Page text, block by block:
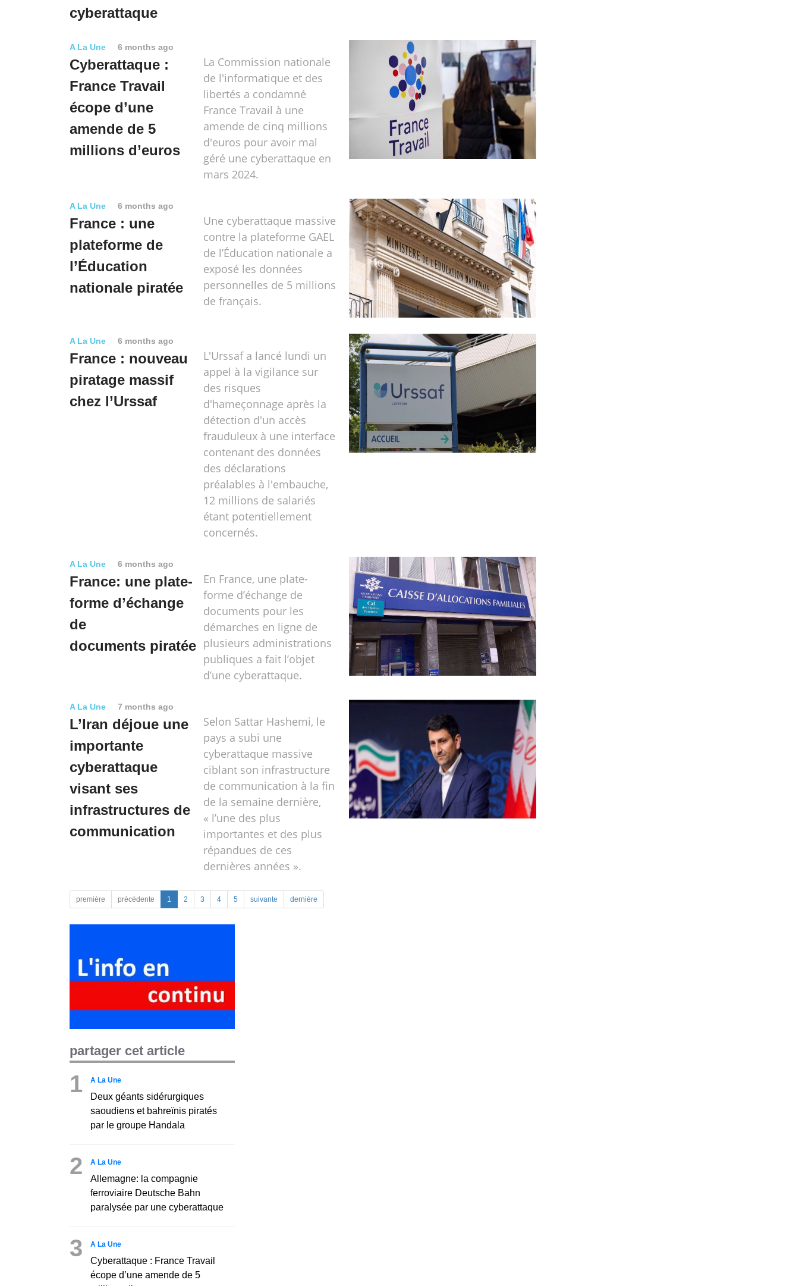
cyberattaque
A La Une 6 months ago
Cyberattaque :
France Travail
écope d’une
amende de 5
millions d’euros
La Commission nationale
de l'informatique et des
libertés a condamné
France Travail à une
amende de cinq millions
d'euros pour avoir mal
géré une cyberattaque en
mars 2024.
A La Une 6 months ago
France : une
plateforme de
l’Éducation
nationale piratée
Une cyberattaque massive
contre la plateforme GAEL
de l’Éducation nationale a
exposé les données
personnelles de 5 millions
de français.
A La Une 6 months ago
France : nouveau
piratage massif
chez l’Urssaf
L'Urssaf a lancé lundi un
appel à la vigilance sur
des risques
d'hameçonnage après la
détection d'un accès
frauduleux à une interface
contenant des données
des déclarations
préalables à l'embauche,
12 millions de salariés
étant potentiellement
concernés.
A La Une 6 months ago
France: une plate-
forme d’échange
de
documents piratée
En France, une plate-
forme d’échange de
documents pour les
démarches en ligne de
plusieurs administrations
publiques a fait l’objet
d’une cyberattaque.
A La Une 7 months ago
L’Iran déjoue une
importante
cyberattaque
visant ses
infrastructures de
communication
Selon Sattar Hashemi, le
pays a subi une
cyberattaque massive
ciblant son infrastructure
de communication à la fin
de la semaine dernière,
« l’une des plus
importantes et des plus
répandues de ces
dernières années ».
première précédente 1 2 3 4 5 suivante dernière
partager cet article
1 A La Une
Deux géants sidérurgiques
saoudiens et bahreïnis piratés
par le groupe Handala
2 A La Une
Allemagne: la compagnie
ferroviaire Deutsche Bahn
paralysée par une cyberattaque
3 A La Une
Cyberattaque : France Travail
écope d’une amende de 5